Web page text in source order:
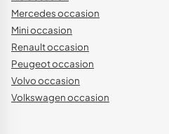
Mercedes occasion
Mini occasion
Renault occasion
Peugeot occasion
Volvo occasion
Volkswagen occasion